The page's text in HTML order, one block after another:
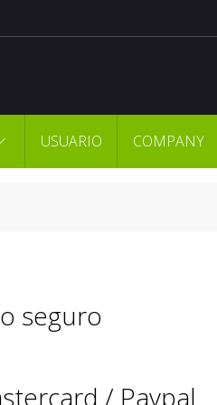
USUARIO COMPANY
seguro
/ Paypal